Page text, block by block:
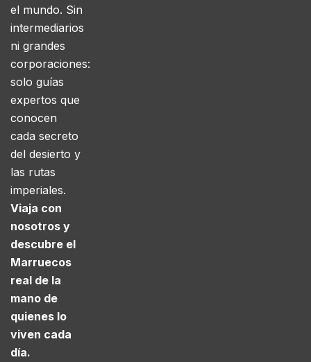
el mundo. Sin
intermediarios
ni grandes
corporaciones:
solo guías
expertos que
conocen
cada secreto
del desierto y
las rutas
imperiales.
Viaja con
nosotros y
descubre el
Marruecos
real de la
mano de
quienes lo
viven cada
día.